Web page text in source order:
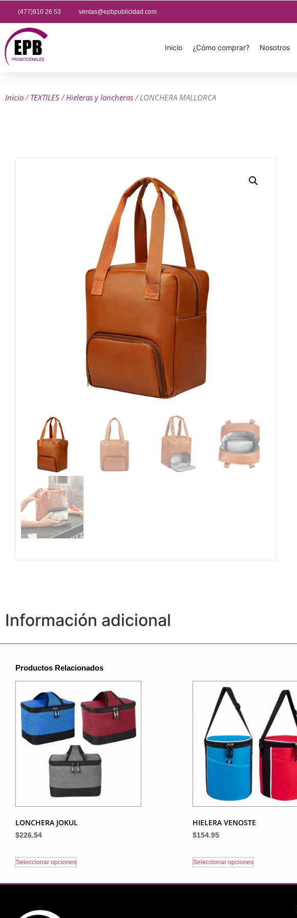
(477)910 26 53 ventas@epbpublicidad.com
Inicio ¿Cómo comprar? Nosotros
Inicio/TEXTILES/Hieleras y loncheras/ LONCHERA MALLORCA
Información adicional
Productos Relacionados
LONCHERA JOKUL
$226.54
Seleccionar opciones
HIELERA VENOSTE
$154.95
Seleccionar opciones